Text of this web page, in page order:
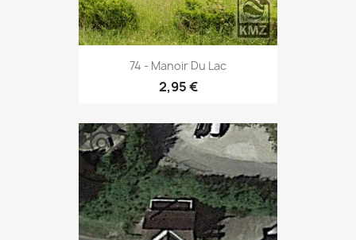
74 - Manoir Du Lac
2,95 €